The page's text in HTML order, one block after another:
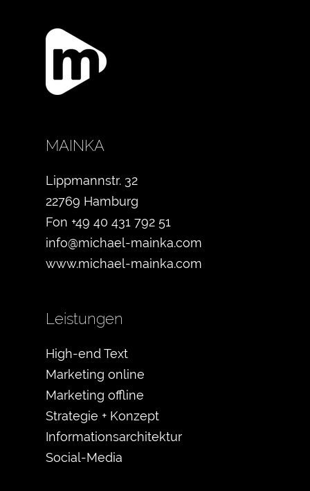
MAINKA
Lippmannstr. 32
22769 Hamburg
Fon +49 40 431 792 51
info@michael-mainka.com
www.michael-mainka.com
Leistungen
High-end Text
Marketing online
Marketing offline
Strategie + Konzept
Informationsarchitektur
Social-Media